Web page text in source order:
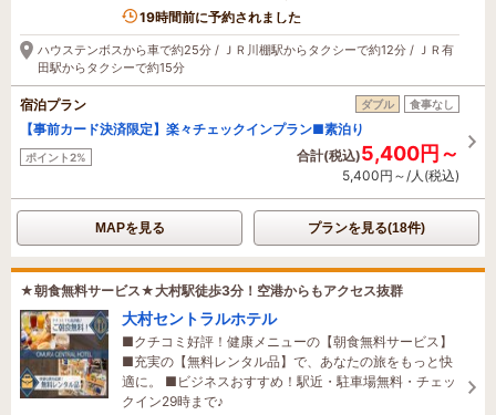
2名がこの宿を見ています
19時間前に予約されました
ハウステンボスから車で約25分 / ＪＲ川棚駅からタクシーで約12分 / ＪＲ有
田駅からタクシーで約15分
宿泊プラン ダブル 食事なし
【事前カード決済限定】楽々チェックインプラン■素泊り
ポイント2% 合計(税込)5,400円～
5,400円～/人(税込)
MAPを見る プランを見る(18件)
★朝食無料サービス★大村駅徒歩3分！空港からもアクセス抜群
大村セントラルホテル
■クチコミ好評！健康メニューの【朝食無料サービス】
■充実の【無料レンタル品】で、あなたの旅をもっと快
適に。 ■ビジネスおすすめ！駅近・駐車場無料・チェッ
クイン29時まで♪